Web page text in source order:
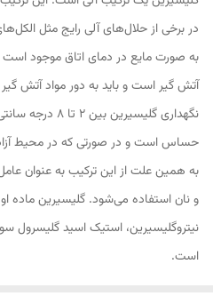
در برخی از حلال‌های آلی رایج مثل
به صورت مایع در دمای اتاق موجود
آتش گیر است و باید به دور مواد آتش
نگهداری
حساس است و در صورتی که در محیط
به همین علت از این ترکیب به عنوان
و نان استفاده می‌شود. گلیسیرین ماده
نیتروگلیسیرین، استیک اسید گلیسرول
است.